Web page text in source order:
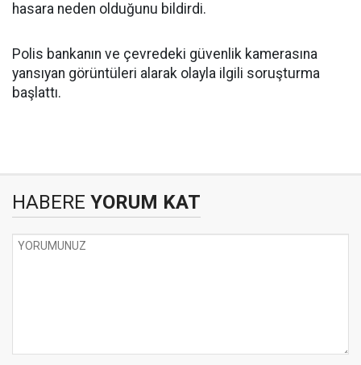
hasara neden olduğunu bildirdi.
Polis bankanın ve çevredeki güvenlik kamerasına
yansıyan görüntüleri alarak olayla ilgili soruşturma
başlattı.
HABERE YORUM KAT